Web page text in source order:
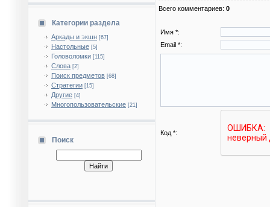
Категории раздела
Аркады и экшн [67]
Настольные [5]
Головоломки [115]
Слова [2]
Поиск предметов [68]
Стратегии [15]
Другие [4]
Многопользовательские [21]
Поиск
Всего комментариев: 0
Имя *:
Email *:
Код *: